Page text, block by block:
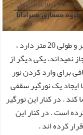
مستطیلی که عرضی 4 متر و طولی 20 متر دارد ،
نمیداند. یکی دیگر از
برای وارد کردن نور
ایجاد یک نورگیر سقفی
. در کنار این نورگیر
است . در کنار این
کرده اند .